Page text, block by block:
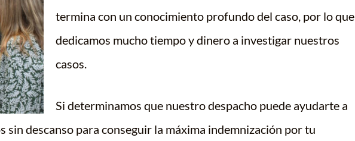
termina con un conocimiento profundo del caso, por lo que
dedicamos mucho tiempo y dinero a investigar nuestros
casos.
Si determinamos que nuestro despacho puede ayudarte a
sin descanso para conseguir la máxima indemnización por tu